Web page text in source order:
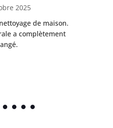
2025
de maison.
a complètement